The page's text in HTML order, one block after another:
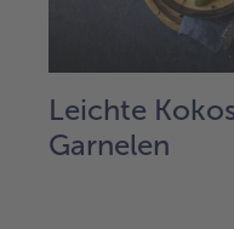
Leichte
Garnelen